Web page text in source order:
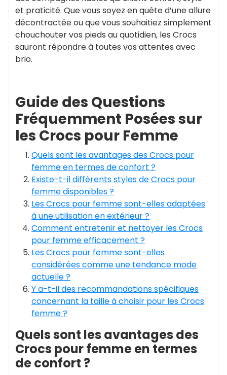
et praticité. Que vous soyez en quête d’une allure
décontractée ou que vous souhaitiez simplement
chouchouter vos pieds au quotidien, les Crocs
sauront répondre à toutes vos attentes avec
brio.
Guide des Questions
Fréquemment Posées sur
les Crocs pour Femme
Quels sont les avantages des Crocs pour
femme en termes de confort ?
Existe-t-il différents styles de Crocs pour
femme disponibles ?
Les Crocs pour femme sont-elles adaptées
à une utilisation en extérieur ?
Comment entretenir et nettoyer les Crocs
pour femme efficacement ?
Les Crocs pour femme sont-elles
considérées comme une tendance mode
actuelle ?
Y a-t-il des recommandations spécifiques
concernant la taille à choisir pour les Crocs
femme ?
Quels sont les avantages des
Crocs pour femme en termes
de confort ?